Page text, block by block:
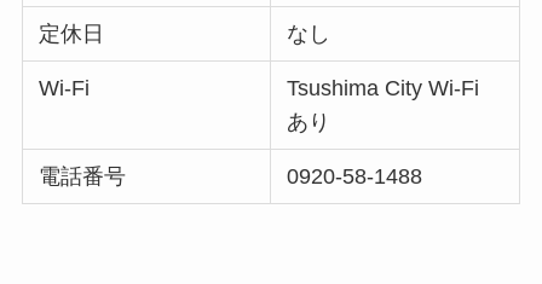
定休日 なし
Wi-Fi
Tsushima City Wi-Fi
あり
電話番号 0920-58-1488